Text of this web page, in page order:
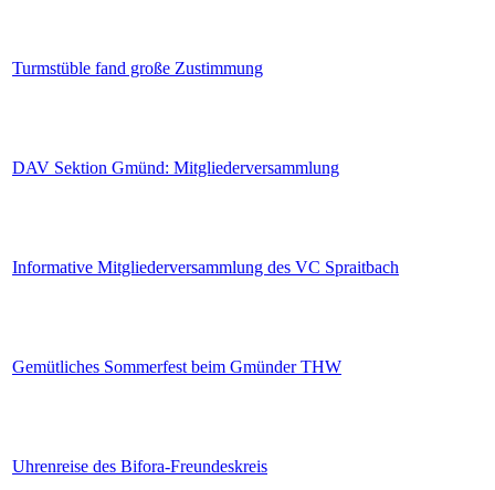
Turmstüble fand große Zustimmung
DAV Sektion Gmünd: Mitgliederversammlung
Informative Mitgliederversammlung des VC Spraitbach
Gemütliches Sommerfest beim Gmünder THW
Uhrenreise des Bifora-Freundeskreis